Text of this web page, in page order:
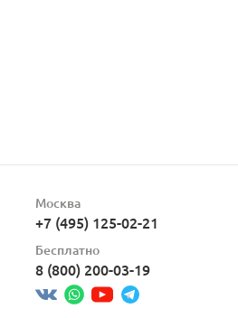
Москва
+7 (495) 125-02-21
Бесплатно
8 (800) 200-03-19